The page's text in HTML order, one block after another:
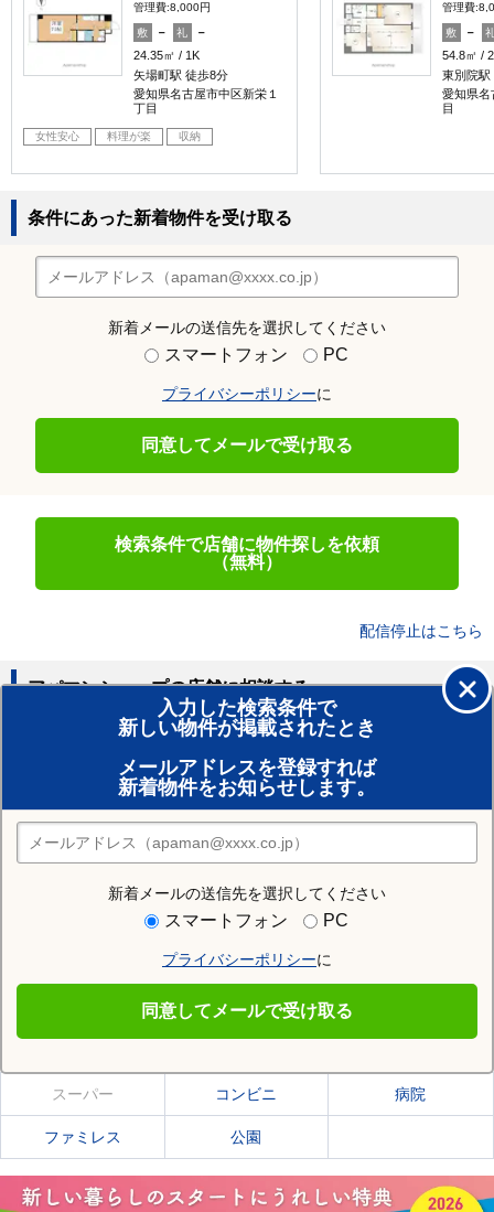
管理費:8,000円
敷 － 礼
－
24.35㎡
1K
矢場町駅 徒歩8分
愛知県名古屋市中区新栄１
丁目
女性安心 料理が楽 収納
管理費
敷 －
54.8㎡
東別院駅
愛知県名
目
条件にあった新着物件を受け取る
新着メールの送信先を選択してください
スマートフォン PC
プライバシーポリシーに
同意してメールで受け取る
検索条件で店舗に物件探しを依頼
（無料）
配信停止はこちら
入力した検索条件で
新しい物件が掲載されたとき
メールアドレスを登録すれば
新着物件をお知らせします。
新着メールの送信先を選択してください
スマートフォン PC
プライバシーポリシーに
同意してメールで受け取る
アパマンショップの店舗に相談する
賃貸のプロがお部屋探し！
おまかせ物件リクエスト
住みたい街の店舗を探す
店舗検索
住む街研究所で東田坂上駅の情報を見る
東田坂上駅の施設一覧
スーパー コンビニ 病院
ファミレス 公園